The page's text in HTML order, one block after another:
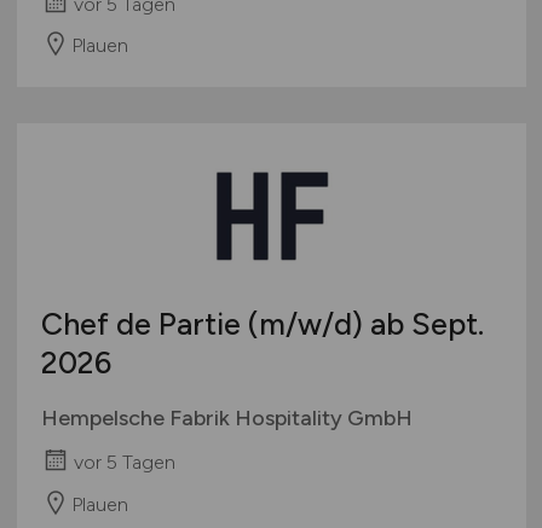
Plauen
Chef de Partie (m/w/d) ab Sept.
2026
Hempelsche Fabrik Hospitality GmbH
vor 5 Tagen
Plauen